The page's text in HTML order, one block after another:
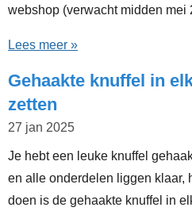
webshop (verwacht midden mei
Lees meer »
Gehaakte knuffel in
zetten
27 jan 2025
Je hebt een leuke knuffel
en alle onderdelen liggen klaar,
doen is de gehaakte knuffel in